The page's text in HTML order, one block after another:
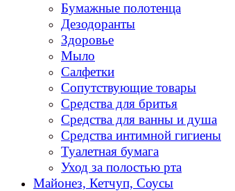
Бумажные полотенца
Дезодоранты
Здоровье
Мыло
Салфетки
Сопутствующие товары
Средства для бритья
Средства для ванны и душа
Средства интимной гигиены
Туалетная бумага
Уход за полостью рта
Майонез, Кетчуп, Соусы